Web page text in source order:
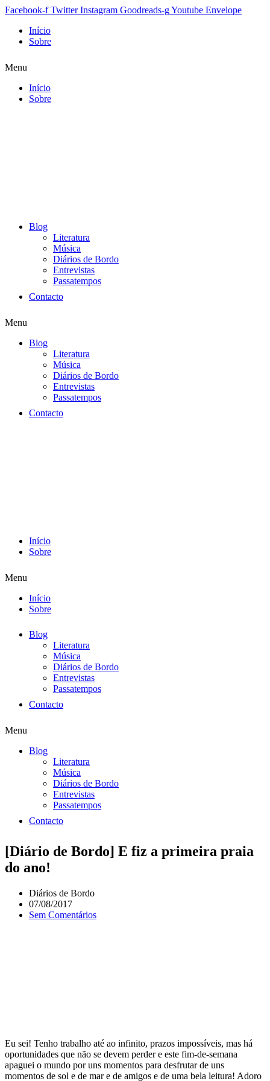
Facebook-f Twitter Instagram Goodreads-gYoutube Envelope
Início
Sobre
Menu
Início
Sobre
Blog
Literatura
Música
Diários de Bordo
Entrevistas
Passatempos
Contacto
Menu
Blog
Literatura
Música
Diários de Bordo
Entrevistas
Passatempos
Contacto
Início
Sobre
Menu
Início
Sobre
Blog
Literatura
Música
Diários de Bordo
Entrevistas
Passatempos
Contacto
Menu
Blog
Literatura
Música
Diários de Bordo
Entrevistas
Passatempos
Contacto
[Diário de Bordo] E fiz a primeira praia
do ano!
Diários de Bordo
07/08/2017
Sem Comentários
Eu sei! Tenho trabalho até ao infinito, prazos impossíveis, mas há
oportunidades que não se devem perder e este fim-de-semana
apaguei o mundo por uns momentos para desfrutar de uns
momentos de sol e de mar e de amigos e de uma bela leitura! Adoro